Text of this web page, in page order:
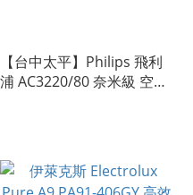
【台中太平】Philips 飛利
浦 AC3220/80 奈米級 空氣